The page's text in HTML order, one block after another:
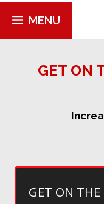
MENU
GET ON
GET ON THE